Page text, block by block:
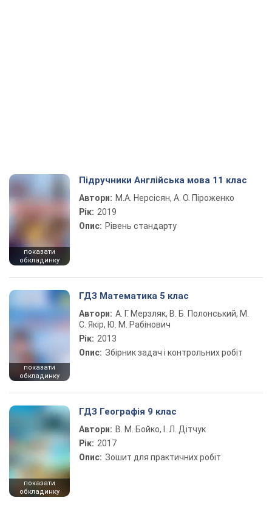
показати
обкладинку
Підручники Англійська мова 11 клас
Автори: М.А. Нерсісян, А. О. Піроженко
Рік: 2019
Опис: Рівень стандарту
показати
обкладинку
ГДЗ Математика 5 клас
Автори: А. Г. Мерзляк, В. Б. Полонський, М.
С. Якір, Ю. М. Рабінович
Рік: 2013
Опис: Збірник задач і контрольних робіт
показати
обкладинку
ГДЗ Географія 9 клас
Автори: В. М. Бойко, І. Л. Дітчук
Рік: 2017
Опис: Зошит для практичних робіт